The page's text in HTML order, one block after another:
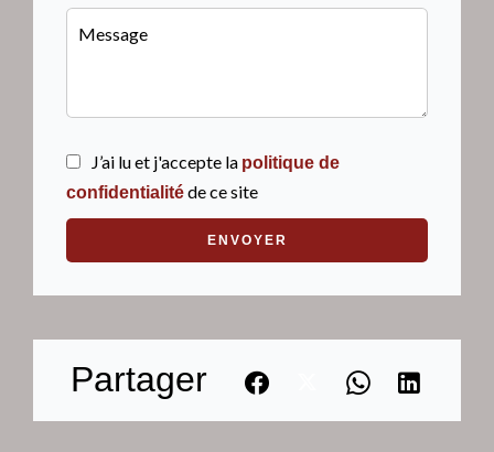
J’ai lu et j'accepte la politique de
confidentialitéde ce site
ENVOYER
Partager